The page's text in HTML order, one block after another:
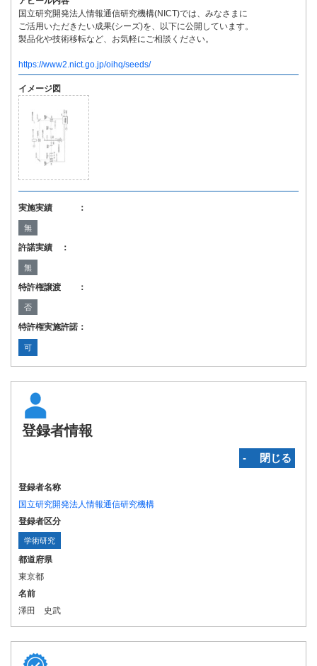
国立研究開発法人情報通信研究機構(NICT)では、みなさまに
ご活用いただきたい成果(シーズ)を、以下に公開しています。
製品化や技術移転など、お気軽にご相談ください。
https://www2.nict.go.jp/oihq/seeds/
イメージ図
実施実績 ：
無
許諾実績 ：
無
特許権譲渡 ：
否
特許権実施許諾：
可
登録者情報
‐ 閉じる
登録者名称
国立研究開発法人情報通信研究機構
登録者区分
学術研究
都道府県
東京都
名前
澤田 史武